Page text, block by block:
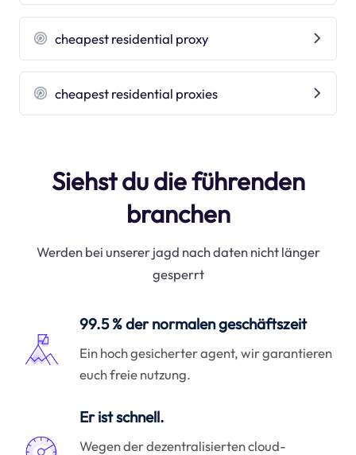
cheapest residential proxy
cheapest residential proxies
Siehst du die führenden
branchen
Werden bei unserer jagd nach daten nicht länger
gesperrt
99.5 % der normalen geschäftszeit
Ein hoch gesicherter agent, wir garantieren
euch freie nutzung.
Er ist schnell.
Wegen der dezentralisierten cloud-